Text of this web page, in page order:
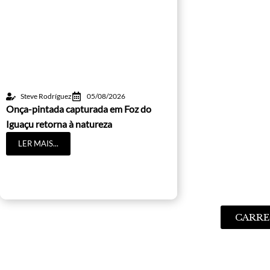
Steve Rodríguez 05/08/2026
Onça-pintada capturada em Foz do
Iguaçu retorna à natureza
LER MAIS...